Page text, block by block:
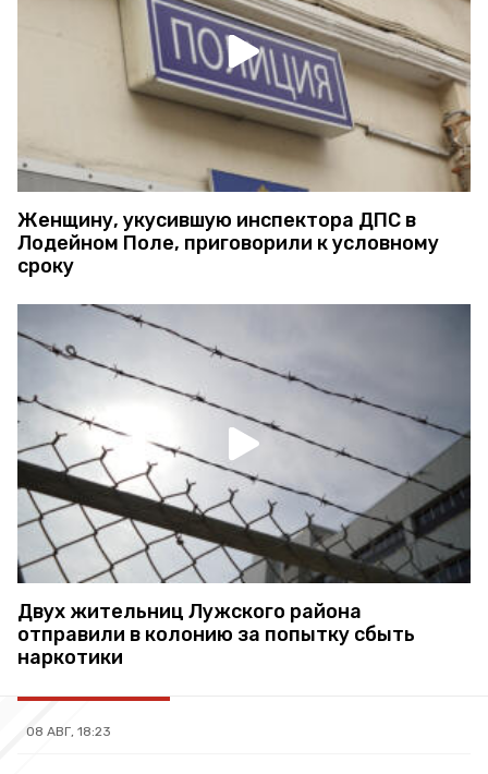
Женщину, укусившую инспектора ДПС в
Лодейном Поле, приговорили к условному
сроку
Двух жительниц Лужского района
отправили в колонию за попытку сбыть
наркотики
08 АВГ, 18:23